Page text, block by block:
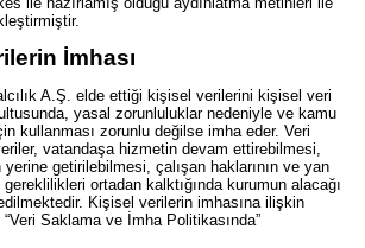
İmhası
A.Ş. elde ettiği kişisel verilerini kişisel veri
yasal zorunluluklar nedeniyle ve kamu
kullanması zorunlu değilse imha eder. Veri
vatandaşa hizmetin devam ettirebilmesi,
getirilebilmesi, çalışan haklarının ve yan
gereklilikleri ortadan kalktığında kurumun alacağı
Kişisel verilerin imhasına ilişkin
Saklama ve İmha Politikasında”